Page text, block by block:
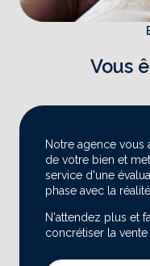
Vous
Notre agence vous
de votre bien et
service d'une
phase avec la
N'attendez plus et
concrétiser la